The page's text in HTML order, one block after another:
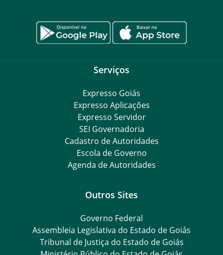
Serviços
Expresso Goiás
Expresso Aplicações
Expresso Servidor
SEI Governadoria
Cadastro de Autoridades
Escola de Governo
Agenda de Autoridades
Outros Sites
Governo Federal
Assembleia Legislativa do Estado de Goiás
Tribunal de Justiça do Estado de Goiás